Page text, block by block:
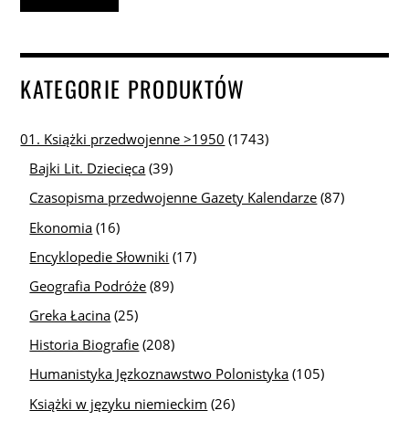
KATEGORIE PRODUKTÓW
01. Książki przedwojenne >1950 (1743)
Bajki Lit. Dziecięca (39)
Czasopisma przedwojenne Gazety Kalendarze (87)
Ekonomia (16)
Encyklopedie Słowniki (17)
Geografia Podróże (89)
Greka Łacina (25)
Historia Biografie (208)
Humanistyka Jęzkoznawstwo Polonistyka (105)
Książki w języku niemieckim (26)